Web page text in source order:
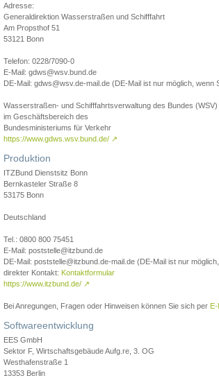
Adresse:
Generaldirektion Wasserstraßen und Schifffahrt
Am Propsthof 51
53121 Bonn
Telefon: 0228/7090-0
E-Mail: gdws@wsv.bund.de
DE-Mail: gdws@wsv.de-mail.de (DE-Mail ist nur möglich,
Wasserstraßen- und Schifffahrtsverwaltung des Bundes (WSV)
im Geschäftsbereich des
Bundesministeriums für Verkehr
https://www.gdws.wsv.bund.de/ ↗
Produktion
ITZBund Dienstsitz Bonn
Bernkasteler Straße 8
53175 Bonn
Deutschland
Tel.: 0800 800 75451
E-Mail: poststelle@itzbund.de
DE-Mail: poststelle@itzbund.de-mail.de (DE-Mail ist nur
direkter Kontakt: Kontaktformular
https://www.itzbund.de/ ↗
Bei Anregungen, Fragen oder Hinweisen können Sie sich per E-
Softwareentwicklung
EES GmbH
Sektor F, Wirtschaftsgebäude Aufg.re, 3. OG
Westhafenstraße 1
13353 Berlin